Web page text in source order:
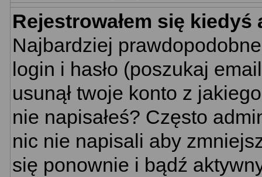
Rejestrowałem się
Najbardziej
login i hasło (poszukaj
usunął twoje konto z
nie napisałeś? Często
nic nie napisali aby
się ponownie i bądź